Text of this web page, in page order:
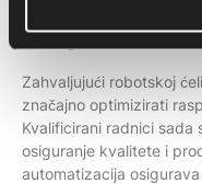
manji troškovi
Zahvaljujući robotskoj
značajno optimizirati
Kvalificirani radnici sada
osiguranje kvalitete i
automatizacija